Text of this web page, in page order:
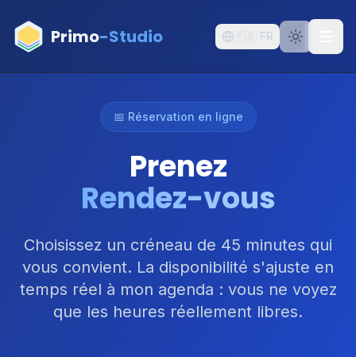
Primo-Studio 🇫🇷 FR
📅 Réservation en ligne
Prenez
Rendez-vous
Choisissez un créneau de 45 minutes qui
vous convient. La disponibilité s'ajuste en
temps réel à mon agenda : vous ne voyez
que les heures réellement libres.